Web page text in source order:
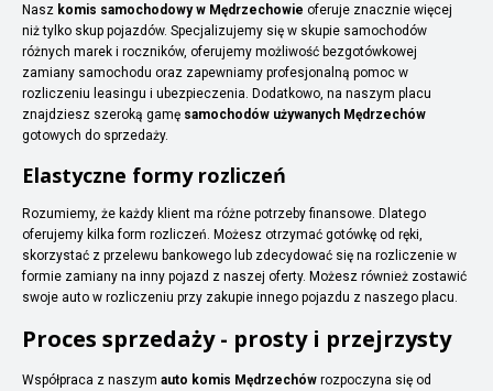
Nasz komis samochodowy w Mędrzechowie oferuje znacznie więcej
niż tylko skup pojazdów. Specjalizujemy się w skupie samochodów
różnych marek i roczników, oferujemy możliwość bezgotówkowej
zamiany samochodu oraz zapewniamy profesjonalną pomoc w
rozliczeniu leasingu i ubezpieczenia. Dodatkowo, na naszym placu
znajdziesz szeroką gamę samochodów używanych Mędrzechów
gotowych do sprzedaży.
Elastyczne formy rozliczeń
Rozumiemy, że każdy klient ma różne potrzeby finansowe. Dlatego
oferujemy kilka form rozliczeń. Możesz otrzymać gotówkę od ręki,
skorzystać z przelewu bankowego lub zdecydować się na rozliczenie w
formie zamiany na inny pojazd z naszej oferty. Możesz również zostawić
swoje auto w rozliczeniu przy zakupie innego pojazdu z naszego placu.
Proces sprzedaży - prosty i przejrzysty
Współpraca z naszym auto komis Mędrzechów rozpoczyna się od